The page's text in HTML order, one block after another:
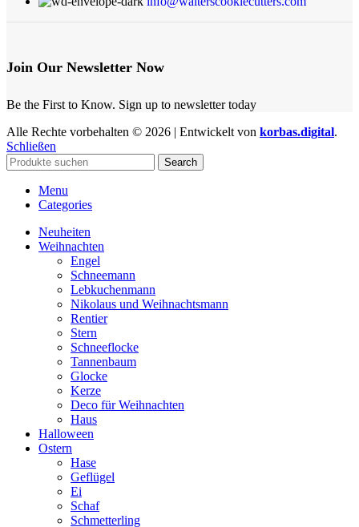
Join Our Newsletter Now
Be the First to Know. Sign up to newsletter today
Alle Rechte vorbehalten © 2026 | Entwickelt von korbas.digital.
Schließen
Search
Menu
Categories
Neuheiten
Weihnachten
Engel
Schneemann
Lebkuchenmann
Nikolaus und Weihnachtsmann
Rentier
Stern
Schneeflocke
Tannenbaum
Glocke
Kerze
Deco für Weihnachten
Haus
Halloween
Ostern
Hase
Geflügel
Ei
Schaf
Schmetterling